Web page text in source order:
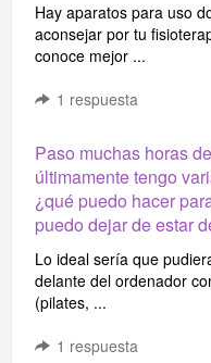
Hay aparatos para uso
aconsejar por tu
conoce mejor ...
1 respuesta
Paso muchas horas
últimamente tengo
¿qué puedo hacer
puedo dejar de estar
Lo ideal sería que
delante del ordenador
(pilates, ...
1 respuesta